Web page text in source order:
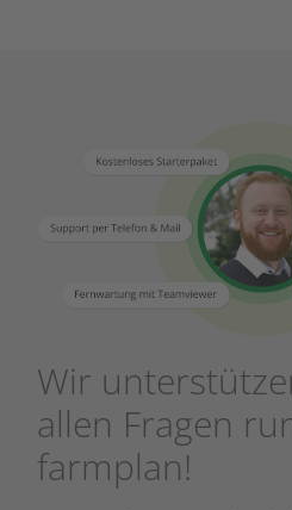
Wir
allen Fragen
farmplan!